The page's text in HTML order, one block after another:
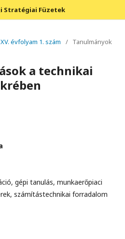
Stratégiai Füzetek
évfolyam 1. szám
/ Tanulmányok
a technikai
gépi tanulás, munkaerőpiaci
számítástechnikai forradalom